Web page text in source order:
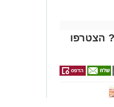
כל
יש משמעות.
הצטרפו